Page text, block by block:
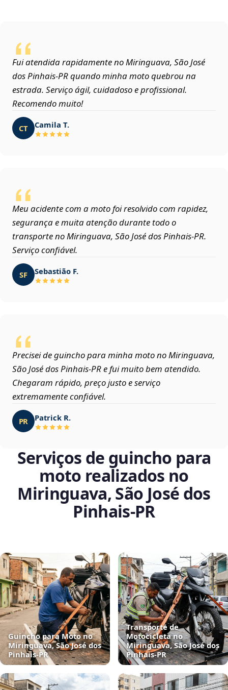
Fui atendida rapidamente no Miringuava, São José
dos Pinhais‑PR quando minha moto quebrou na
estrada. Serviço ágil, cuidadoso e profissional.
Recomendo muito!
CT Camila T.
Meu acidente com a moto foi resolvido com rapidez,
segurança e muita atenção durante todo o
transporte no Miringuava, São José dos Pinhais‑PR.
Serviço confiável.
SF Sebastião F.
Precisei de guincho para minha moto no Miringuava,
São José dos Pinhais‑PR e fui muito bem atendido.
Chegaram rápido, preço justo e serviço
extremamente confiável.
PR Patrick R.
Serviços de guincho para
moto realizados no
Miringuava, São José dos
Pinhais‑PR
Guincho para Moto no
Miringuava, São José dos
Pinhais‑PR
Transporte de
Motocicleta no
Miringuava, São José dos
Pinhais‑PR